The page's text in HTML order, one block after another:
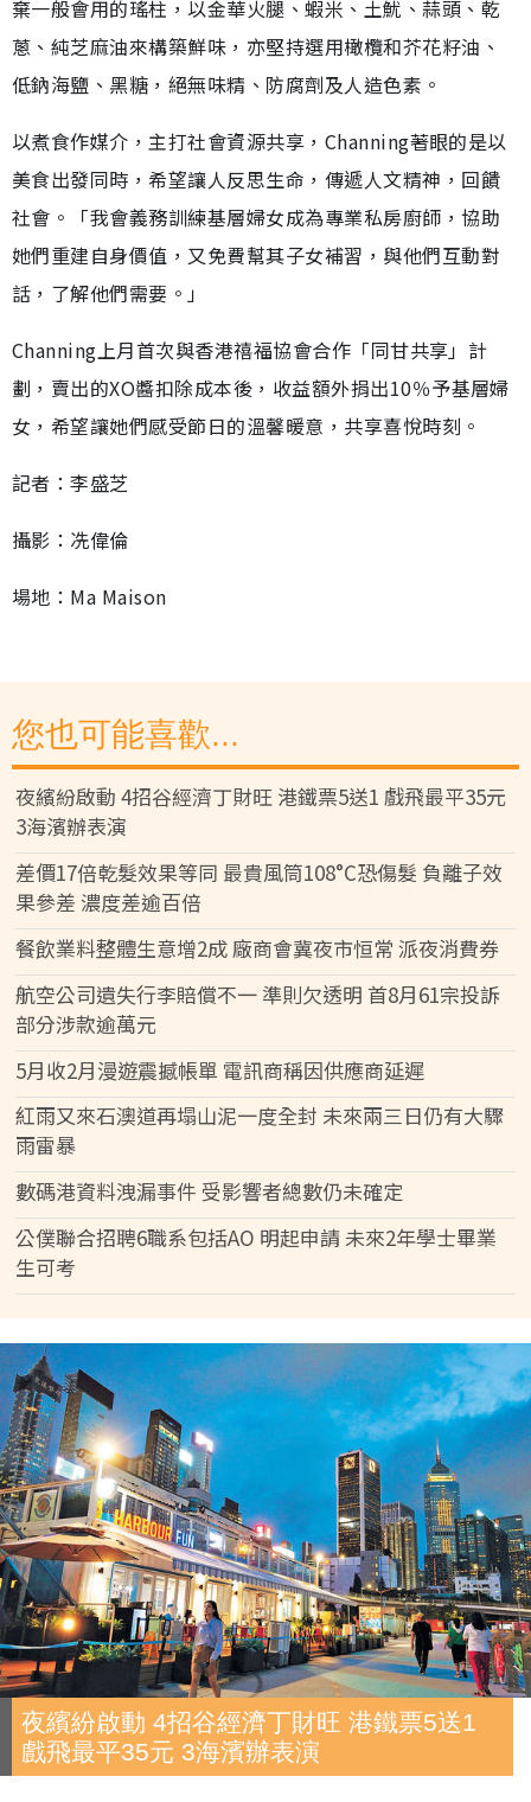
棄一般會用的瑤柱，以金華火腿、蝦米、土魷、蒜頭、乾
蔥、純芝麻油來構築鮮味，亦堅持選用橄欖和芥花籽油、
低鈉海鹽、黑糖，絕無味精、防腐劑及人造色素。
以煮食作媒介，主打社會資源共享，Channing著眼的是以
美食出發同時，希望讓人反思生命，傳遞人文精神，回饋
社會。「我會義務訓練基層婦女成為專業私房廚師，協助
她們重建自身價值，又免費幫其子女補習，與他們互動對
話，了解他們需要。」
Channing上月首次與香港禧福協會合作「同甘共享」計
劃，賣出的XO醬扣除成本後，收益額外捐出10％予基層婦
女，希望讓她們感受節日的溫馨暖意，共享喜悅時刻。
記者：李盛芝
攝影：冼偉倫
場地：Ma Maison
您也可能喜歡...
夜繽紛啟動 4招谷經濟丁財旺 港鐵票5送1 戲飛最平35元
3海濱辦表演
差價17倍乾髮效果等同 最貴風筒108°C恐傷髮 負離子效
果參差 濃度差逾百倍
餐飲業料整體生意增2成 廠商會冀夜市恒常 派夜消費券
航空公司遺失行李賠償不一 準則欠透明 首8月61宗投訴
部分涉款逾萬元
5月收2月漫遊震撼帳單 電訊商稱因供應商延遲
紅雨又來石澳道再塌山泥一度全封 未來兩三日仍有大驟
雨雷暴
數碼港資料洩漏事件 受影響者總數仍未確定
公僕聯合招聘6職系包括AO 明起申請 未來2年學士畢業
生可考
夜繽紛啟動 4招谷經濟丁財旺 港鐵票5送1
戲飛最平35元 3海濱辦表演